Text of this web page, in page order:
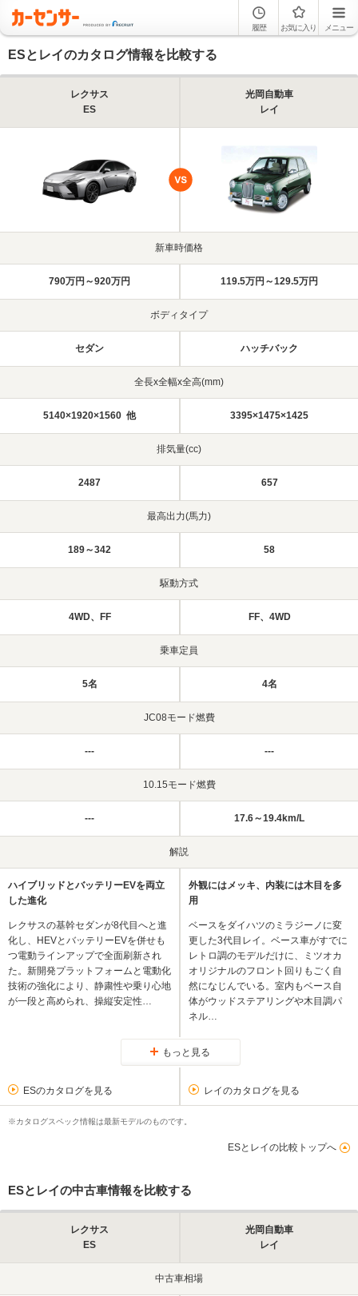
履歴 お気に入り メニュー
ESとレイのカタログ情報を比較する
レクサス
ES
光岡自動車
レイ
新車時価格
790万円～920万円 119.5万円～129.5万円
ボディタイプ
セダン ハッチバック
全長x全幅x全高(mm)
5140×1920×1560 他 3395×1475×1425
排気量(cc)
2487 657
最高出力(馬力)
189～342 58
駆動方式
4WD、FF FF、4WD
乗車定員
5名 4名
JC08モード燃費
--- ---
10.15モード燃費
--- 17.6～19.4km/L
解説
ハイブリッドとバッテリーEVを両立
した進化
レクサスの基幹セダンが8代目へと進
化し、HEVとバッテリーEVを併せも
つ電動ラインアップで全面刷新され
た。新開発プラットフォームと電動化
技術の強化により、静粛性や乗り心地
が一段と高められ、操縦安定性…
外観にはメッキ、内装には木目を多
用
ベースをダイハツのミラジーノに変
更した3代目レイ。ベース車がすでに
レトロ調のモデルだけに、ミツオカ
オリジナルのフロント回りもごく自
然になじんでいる。室内もベース自
体がウッドステアリングや木目調パ
ネル…
もっと見る
ESのカタログを見る レイのカタログを見る
※カタログスペック情報は最新モデルのものです。
ESとレイの比較トップへ
ESとレイの中古車情報を比較する
レクサス
ES
光岡自動車
レイ
中古車相場